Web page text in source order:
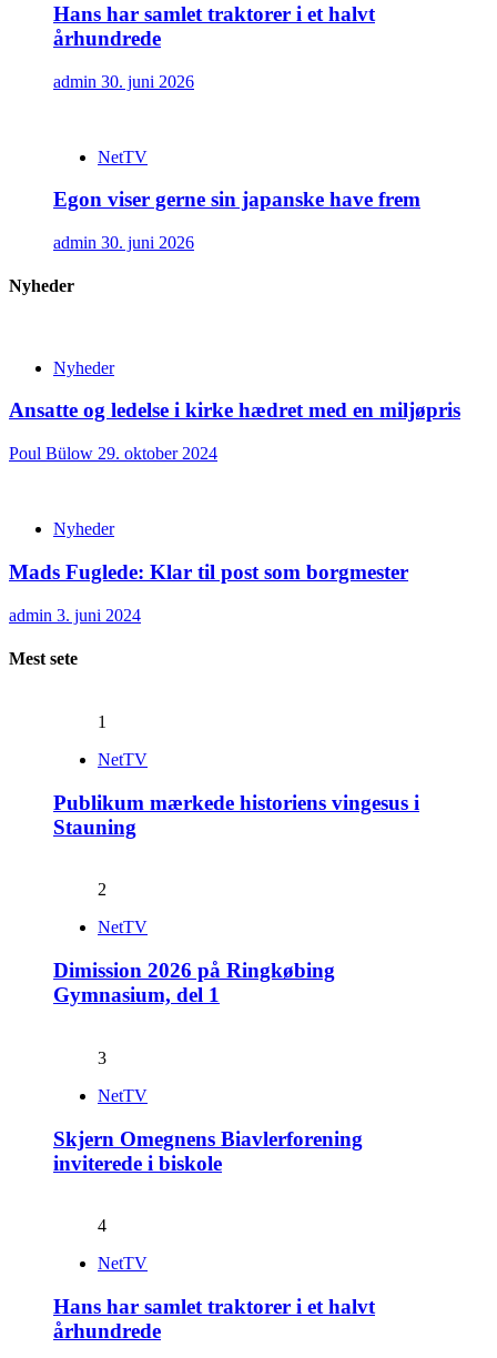
Hans har samlet traktorer i et halvt
århundrede
admin 30. juni 2026
NetTV
Egon viser gerne sin japanske have frem
admin 30. juni 2026
Nyheder
Nyheder
Ansatte og ledelse i kirke hædret med en miljøpris
Poul Bülow 29. oktober 2024
Nyheder
Mads Fuglede: Klar til post som borgmester
admin 3. juni 2024
Mest sete
1
NetTV
Publikum mærkede historiens vingesus i
Stauning
2
NetTV
Dimission 2026 på Ringkøbing
Gymnasium, del 1
3
NetTV
Skjern Omegnens Biavlerforening
inviterede i biskole
4
NetTV
Hans har samlet traktorer i et halvt
århundrede